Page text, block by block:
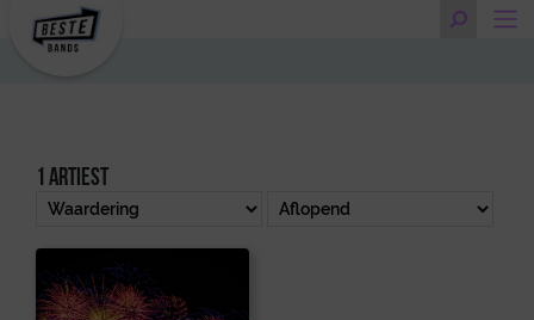
1 artiest